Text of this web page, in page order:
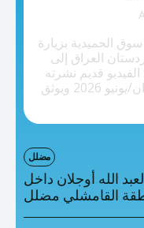
الخاطئة
المضللة
تحقق
الحميدية بزيارة
العراق إلى
قديم نشرته
مضلل
الله أوجلان داخل
القامشلي مضلل